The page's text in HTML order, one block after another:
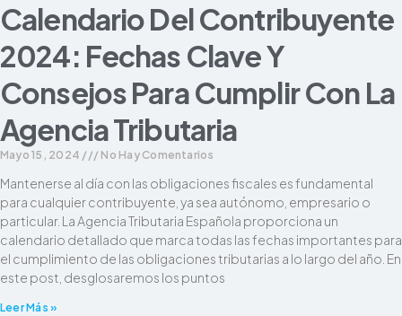
Calendario Del Contribuyente
2024: Fechas Clave Y
Consejos Para Cumplir Con La
Agencia Tributaria
Mayo 15, 2024 No Hay Comentarios
Mantenerse al día con las obligaciones fiscales es fundamental
para cualquier contribuyente, ya sea autónomo, empresario o
particular. La Agencia Tributaria Española proporciona un
calendario detallado que marca todas las fechas importantes para
el cumplimiento de las obligaciones tributarias a lo largo del año. En
este post, desglosaremos los puntos
Leer Más »